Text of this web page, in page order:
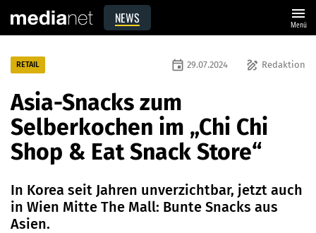
NEWS menu
Menü
RETAIL draw Redaktion
event 29.07.2024
Asia-Snacks zum
Selberkochen im „Chi Chi
Shop & Eat Snack Store“
In Korea seit Jahren unverzichtbar, jetzt auch
in Wien Mitte The Mall: Bunte Snacks aus
Asien.